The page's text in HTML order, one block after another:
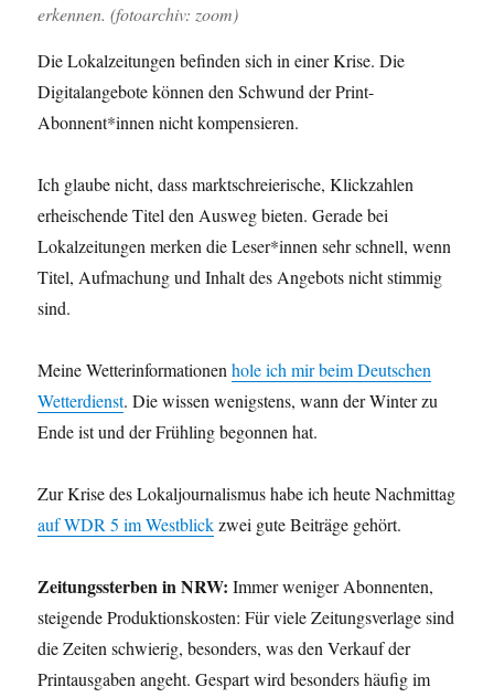
erkennen. (fotoarchiv: zoom)
Die Lokalzeitungen befinden sich in einer Krise. Die
Digitalangebote können den Schwund der Print-
Abonnent*innen nicht kompensieren.
Ich glaube nicht, dass marktschreierische, Klickzahlen
erheischende Titel den Ausweg bieten. Gerade bei
Lokalzeitungen merken die Leser*innen sehr schnell, wenn
Titel, Aufmachung und Inhalt des Angebots nicht stimmig
sind.
Meine Wetterinformationenhole ich mir beim Deutschen
Wetterdienst. Die wissen wenigstens, wann der Winter zu
Ende ist und der Frühling begonnen hat.
Zur Krise des Lokaljournalismus habe ich heute Nachmittag
auf WDR 5 im Westblickzwei gute Beiträge gehört.
Zeitungssterben in NRW: Immer weniger Abonnenten,
steigende Produktionskosten: Für viele Zeitungsverlage sind
die Zeiten schwierig, besonders, was den Verkauf der
Printausgaben angeht. Gespart wird besonders häufig im